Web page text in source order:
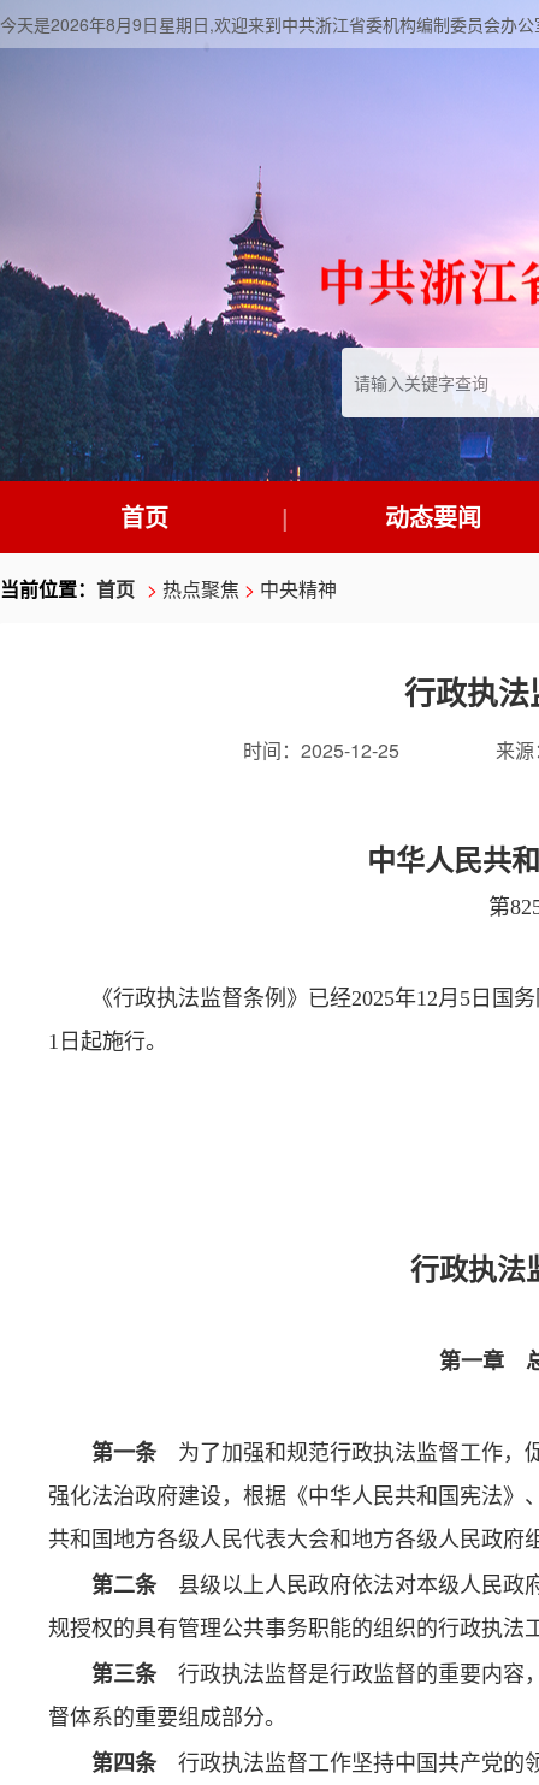
今天是2026年8月9日星期日,欢迎来到中共浙江省委机构编制委员会办
首页 动态要闻
当前位置： 首页 > 热点聚焦 > 中央精神
行政执
时间： 2025-12-25 来
中华人民共
第
《行政执法监督条例》已经2025年12月5日国
1日起施行。
行政执法
第一章
第一条 为了加强和规范行政执法监督工作，
强化法治政府建设，根据《中华人民共和国宪法
共和国地方各级人民代表大会和地方各级人民政府
第二条 县级以上人民政府依法对本级人民政
规授权的具有管理公共事务职能的组织的行政执法
第三条 行政执法监督是行政监督的重要内容
督体系的重要组成部分。
第四条 行政执法监督工作坚持中国共产党的